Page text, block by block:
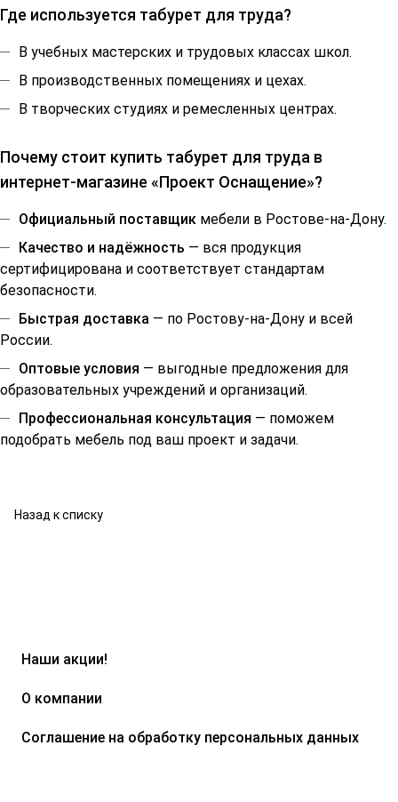
Где используется табурет для труда?
В учебных мастерских и трудовых классах школ.
В производственных помещениях и цехах.
В творческих студиях и ремесленных центрах.
Почему стоит купить табурет для труда в
интернет-магазине «Проект Оснащение»?
Официальный поставщик мебели в Ростове-на-Дону.
Качество и надёжность — вся продукция
сертифицирована и соответствует стандартам
безопасности.
Быстрая доставка — по Ростову-на-Дону и всей
России.
Оптовые условия — выгодные предложения для
образовательных учреждений и организаций.
Профессиональная консультация — поможем
подобрать мебель под ваш проект и задачи.
Назад к списку
Наши акции!
О компании
Соглашение на обработку персональных данных